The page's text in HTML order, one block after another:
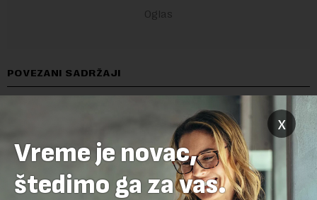
POVEZANI SADRŽAJI
x
Vreme je novac,
štedimo ga za vas.